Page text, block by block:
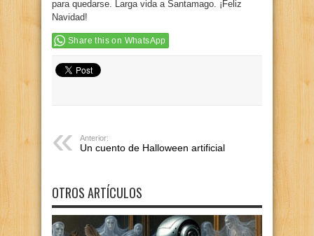
para quedarse. Larga vida a Santamago. ¡Feliz
Navidad!
Share this on WhatsApp
Anterior:
Un cuento de Halloween artificial
OTROS ARTÍCULOS